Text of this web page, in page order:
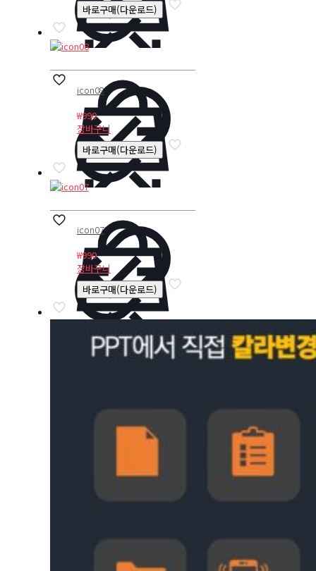
바로구매(다운로드)
icon08
₩990
장바구니
바로구매(다운로드)
icon07
₩990
장바구니
바로구매(다운로드)